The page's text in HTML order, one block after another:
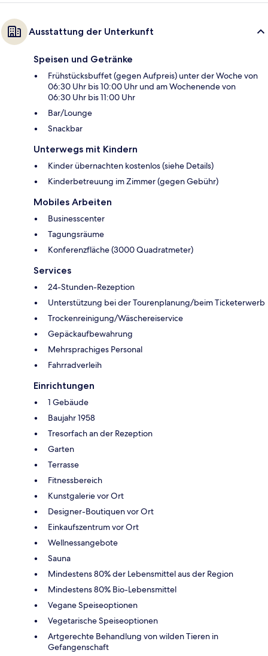
Ausstattung der Unterkunft
Speisen und Getränke
Frühstücksbuffet (gegen Aufpreis) unter der Woche von
06:30 Uhr bis 10:00 Uhr und am Wochenende von
06:30 Uhr bis 11:00 Uhr
Bar/Lounge
Snackbar
Unterwegs mit Kindern
Kinder übernachten kostenlos (siehe Details)
Kinderbetreuung im Zimmer (gegen Gebühr)
Mobiles Arbeiten
Businesscenter
Tagungsräume
Konferenzfläche (3000 Quadratmeter)
Services
24-Stunden-Rezeption
Unterstützung bei der Tourenplanung/beim Ticketerwerb
Trockenreinigung/Wäschereiservice
Gepäckaufbewahrung
Mehrsprachiges Personal
Fahrradverleih
Einrichtungen
1 Gebäude
Baujahr 1958
Tresorfach an der Rezeption
Garten
Terrasse
Fitnessbereich
Kunstgalerie vor Ort
Designer-Boutiquen vor Ort
Einkaufszentrum vor Ort
Wellnessangebote
Sauna
Mindestens 80% der Lebensmittel aus der Region
Mindestens 80% Bio-Lebensmittel
Vegane Speiseoptionen
Vegetarische Speiseoptionen
Artgerechte Behandlung von wilden Tieren in
Gefangenschaft